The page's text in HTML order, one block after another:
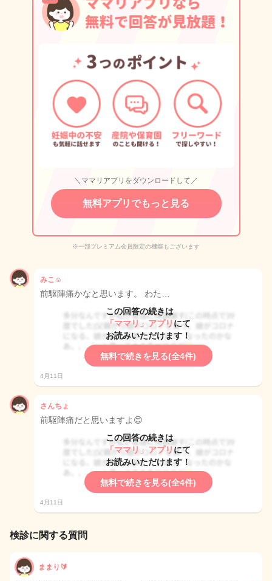
＼ママリアプリをダウンロードして／
無料アプリでもっと見る
※一部プレミアム会員限定の機能もございます
みこ☺︎
前駆陣痛かなと思います。 わた…
この回答の続きは
「ママリ」アプリ にて
お読みいただけます！
無料で続きを見る(全4件)
4月11日
さんちょ
前駆陣痛だと思いますよ😊
この回答の続きは
「ママリ」アプリ にて
お読みいただけます！
無料で続きを見る(全4件)
4月11日
検診に関する質問
ままり🔰